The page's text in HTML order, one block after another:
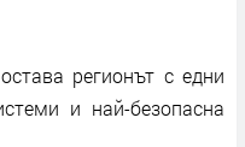
регионът с едни
и най-безопасна